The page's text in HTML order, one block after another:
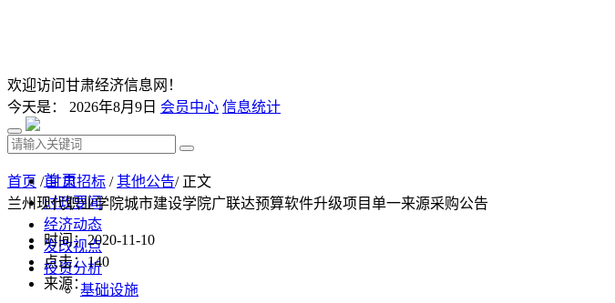
欢迎访问甘肃经济信息网！
今天是： 2026年8月9日 会员中心 信息统计
首 页
时政要闻
经济动态
发改视点
投资分析
基础设施
首页 /甘肃招标 /其他公告/ 正文
兰州现代职业学院城市建设学院广联达预算软件升级项目单一来源采购公告
时间：2020-11-10
点击：140
来源：